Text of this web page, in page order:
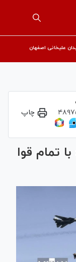
علیخانی اصفهان
چاپ
تمام قوا